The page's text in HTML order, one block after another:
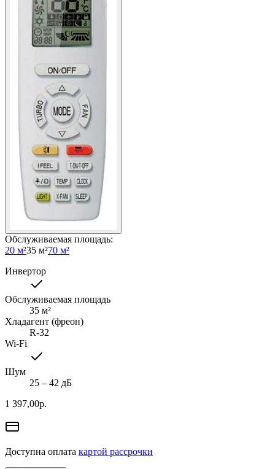
Обслуживаемая площадь:
20 м²35 м²70 м²
Инвертор
Обслуживаемая площадь
35 м²
Хладагент (фреон)
R-32
Wi-Fi
Шум
25 ‒ 42 дБ
1 397,00р.
Доступна оплата картой рассрочки